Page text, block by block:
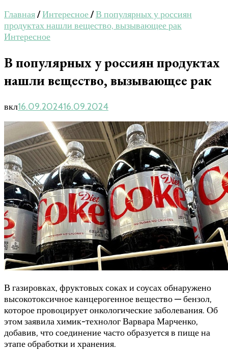
Главная/Интересное/В популярных у россиян
продуктах нашли вещество, вызывающее рак
Интересное
В популярных у россиян продуктах
нашли вещество, вызывающее рак
вкл16.09.202416.09.2024
В газировках, фруктовых соках и соусах обнаружено
высокотоксичное канцерогенное вещество — бензол,
которое провоцирует онкологические заболевания. Об
этом заявила химик-технолог Варвара Марченко,
добавив, что соединение часто образуется в пище на
этапе обработки и хранения.